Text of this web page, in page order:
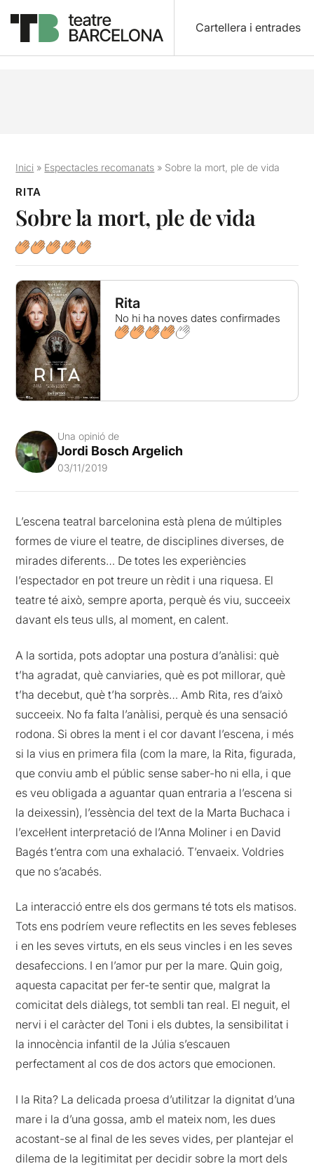
Cartellera i entrades
Inici » Espectacles recomanats » Sobre la mort, ple de vida
RITA
Sobre la mort, ple de vida
Rita
No hi ha noves dates confirmades
Una opinió de
Jordi Bosch Argelich
03/11/2019
L’escena teatral barcelonina està plena de múltiples
formes de viure el teatre, de disciplines diverses, de
mirades diferents… De totes les experiències
l’espectador en pot treure un rèdit i una riquesa. El
teatre té això, sempre aporta, perquè és viu, succeeix
davant els teus ulls, al moment, en calent.
A la sortida, pots adoptar una postura d’anàlisi: què
t’ha agradat, què canviaries, què es pot millorar, què
t’ha decebut, què t’ha sorprès… Amb Rita, res d’això
succeeix. No fa falta l’anàlisi, perquè és una sensació
rodona. Si obres la ment i el cor davant l’escena, i més
si la vius en primera fila (com la mare, la Rita, figurada,
que conviu amb el públic sense saber-ho ni ella, i que
es veu obligada a aguantar quan entraria a l’escena si
la deixessin), l’essència del text de la Marta Buchaca i
l’excel·lent interpretació de l’Anna Moliner i en David
Bagés t’entra com una exhalació. T’envaeix. Voldries
que no s’acabés.
La interacció entre els dos germans té tots els matisos.
Tots ens podríem veure reflectits en les seves febleses
i en les seves virtuts, en els seus vincles i en les seves
desafeccions. I en l’amor pur per la mare. Quin goig,
aquesta capacitat per fer-te sentir que, malgrat la
comicitat dels diàlegs, tot sembli tan real. El neguit, el
nervi i el caràcter del Toni i els dubtes, la sensibilitat i
la innocència infantil de la Júlia s’escauen
perfectament al cos de dos actors que emocionen.
I la Rita? La delicada proesa d’utilitzar la dignitat d’una
mare i la d’una gossa, amb el mateix nom, les dues
acostant-se al final de les seves vides, per plantejar el
dilema de la legitimitat per decidir sobre la mort dels